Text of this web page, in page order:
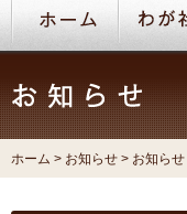
ホーム > お知らせ > お知らせ